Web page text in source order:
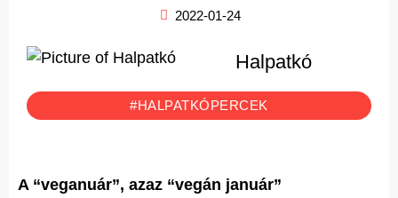
2022-01-24
Halpatkó
#HALPATKÓPERCEK
A “veganuár”, azaz “vegán január”